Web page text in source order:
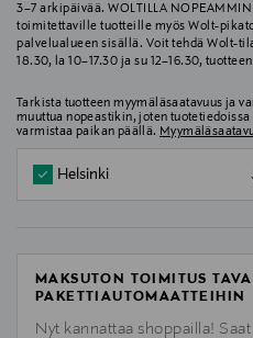
3–7 arkipäivää. WOLTILLA
toimitettaville tuotteille myös Wolt-
palvelualueen sisällä. Voit tehdä Wolt-
18.30, la 10–17.30 ja su 12–16.30,
Tarkista tuotteen myymäläsaatavuus ja
muuttua nopeastikin, joten
varmistaa paikan päällä.
Helsinki
MAKSUTON TOIMITUS
PAKETTIAUTOMAATTEIHIN
Nyt kannattaa shoppailla!